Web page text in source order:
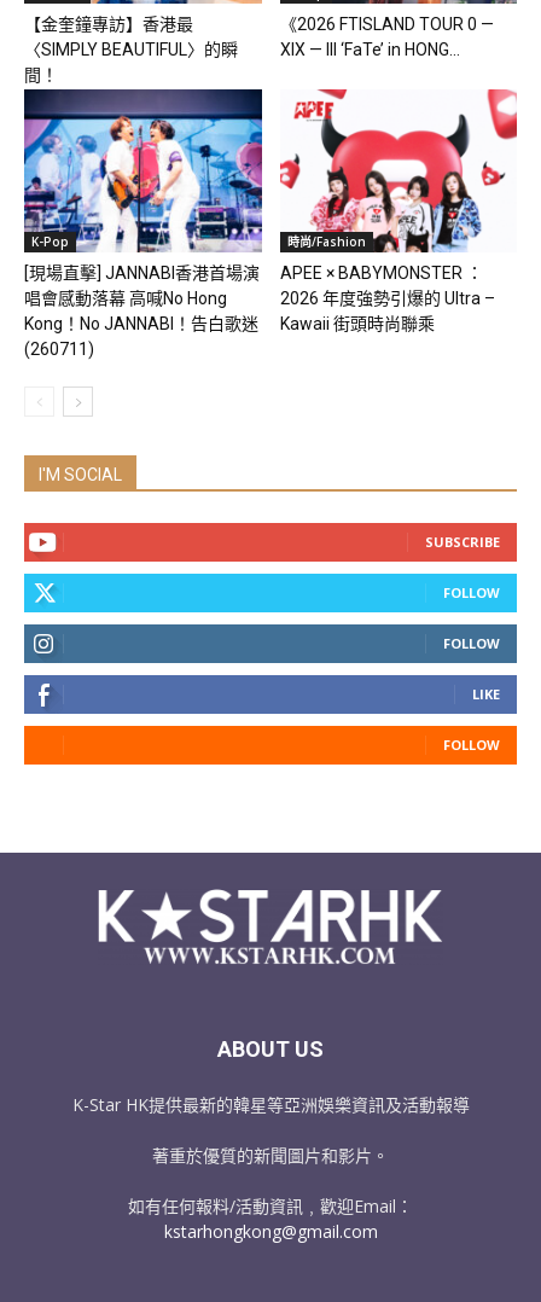
【金奎鐘專訪】香港最
〈SIMPLY BEAUTIFUL〉的瞬
間！
《2026 FTISLAND TOUR 0 —
XIX — III ‘FaTe’ in HONG...
K-Pop
[現場直擊] JANNABI香港首場演
唱會感動落幕 高喊No Hong
Kong！No JANNABI！告白歌迷
(260711)
時尚/Fashion
APEE × BABYMONSTER ：
2026 年度強勢引爆的 Ultra –
Kawaii 街頭時尚聯乘
I'M SOCIAL
SUBSCRIBE
FOLLOW
FOLLOW
LIKE
FOLLOW
ABOUT US
K-Star HK提供最新的韓星等亞洲娛樂資訊及活動報導
著重於優質的新聞圖片和影片。
如有任何報料/活動資訊﹐歡迎Email：
kstarhongkong@gmail.com